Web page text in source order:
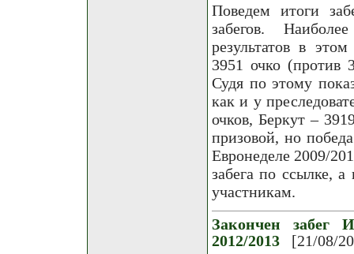
Поведем итоги
забегов.
результатов в
3951 очко (против
Судя по этому
как и у
очков, Беркут –
призовой, но
Евронеделе 2009/
забега по ссылке,
участникам.
Закончен забег
2012/2013
[21/08/